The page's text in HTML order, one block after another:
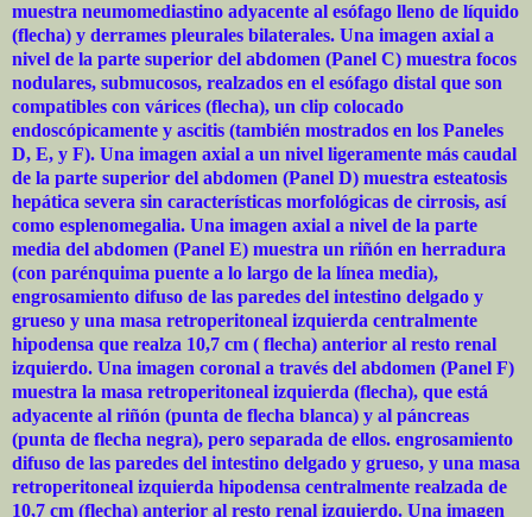
muestra neumomediastino adyacente al esófago lleno de líquido
(flecha) y derrames pleurales bilaterales. Una imagen axial a
nivel de la parte superior del abdomen (Panel C) muestra focos
nodulares, submucosos, realzados en el esófago distal que son
compatibles con várices (flecha), un clip colocado
endoscópicamente y ascitis (también mostrados en los Paneles
D, E, y F). Una imagen axial a un nivel ligeramente más caudal
de la parte superior del abdomen (Panel D) muestra esteatosis
hepática severa sin características morfológicas de cirrosis, así
como esplenomegalia. Una imagen axial a nivel de la parte
media del abdomen (Panel E) muestra un riñón en herradura
(con parénquima puente a lo largo de la línea media),
engrosamiento difuso de las paredes del intestino delgado y
grueso y una masa retroperitoneal izquierda centralmente
hipodensa que realza 10,7 cm ( flecha) anterior al resto renal
izquierdo. Una imagen coronal a través del abdomen (Panel F)
muestra la masa retroperitoneal izquierda (flecha), que está
adyacente al riñón (punta de flecha blanca) y al páncreas
(punta de flecha negra), pero separada de ellos. engrosamiento
difuso de las paredes del intestino delgado y grueso, y una masa
retroperitoneal izquierda hipodensa centralmente realzada de
10,7 cm (flecha) anterior al resto renal izquierdo. Una imagen